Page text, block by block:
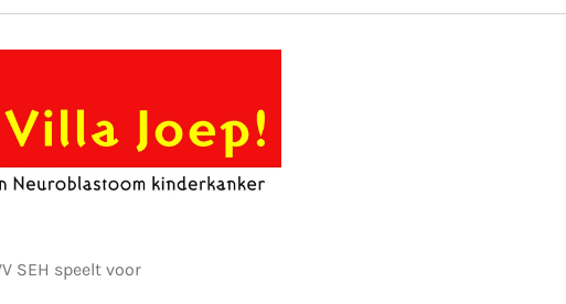
SEH speelt voor